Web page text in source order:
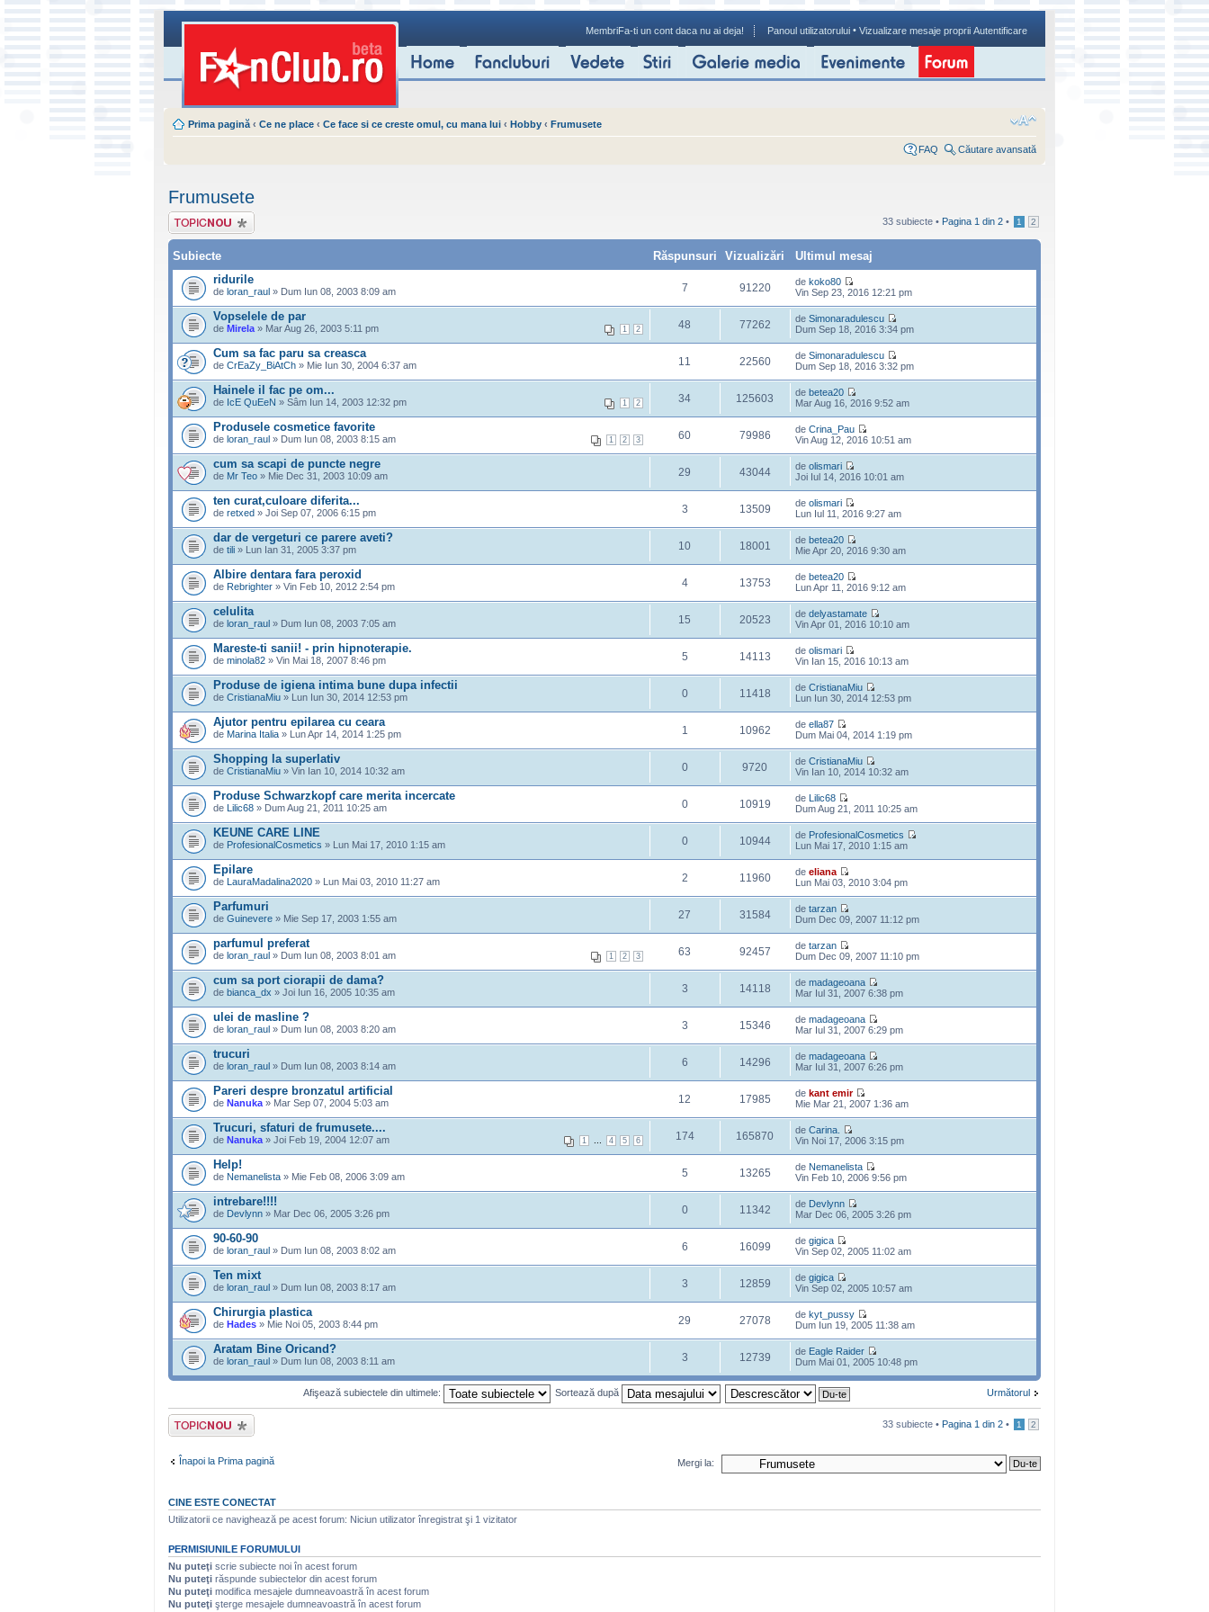
MembriFa-ti un cont daca nu ai deja! Panoul utilizatorului • Vizualizare mesaje proprii Autentificare
Prima pagină ‹ Ce ne place ‹ Ce face si ce creste omul, cu mana lui ‹ Hobby ‹ Frumusete
FAQ Căutare avansată
Frumusete
Scrie un subiect
nou
33 subiecte • Pagina 1 din 2 • 1 2
Subiecte Răspunsuri Vizualizări
Ultimul mesaj
ridurile
de loran_raul » Dum Iun 08, 2003 8:09 am 7 91220 de koko80
Vin Sep 23, 2016 12:21 pm
Vopselele de par
1 2
de Mirela » Mar Aug 26, 2003 5:11 pm 48 77262 de Simonaradulescu
Dum Sep 18, 2016 3:34 pm
Cum sa fac paru sa creasca
de CrEaZy_BiAtCh » Mie Iun 30, 2004 6:37 am 11 22560 de Simonaradulescu
Dum Sep 18, 2016 3:32 pm
Hainele il fac pe om...
1 2
de IcE QuEeN » Sâm Iun 14, 2003 12:32 pm 34 125603 de betea20
Mar Aug 16, 2016 9:52 am
Produsele cosmetice favorite
1 2 3
de loran_raul » Dum Iun 08, 2003 8:15 am 60 79986 de Crina_Pau
Vin Aug 12, 2016 10:51 am
cum sa scapi de puncte negre
de Mr Teo » Mie Dec 31, 2003 10:09 am 29 43044 de olismari
Joi Iul 14, 2016 10:01 am
ten curat,culoare diferita...
de retxed » Joi Sep 07, 2006 6:15 pm 3 13509 de olismari
Lun Iul 11, 2016 9:27 am
dar de vergeturi ce parere aveti?
de tili » Lun Ian 31, 2005 3:37 pm 10 18001 de betea20
Mie Apr 20, 2016 9:30 am
Albire dentara fara peroxid
de Rebrighter » Vin Feb 10, 2012 2:54 pm 4 13753 de betea20
Lun Apr 11, 2016 9:12 am
celulita
de loran_raul » Dum Iun 08, 2003 7:05 am 15 20523 de delyastamate
Vin Apr 01, 2016 10:10 am
Mareste-ti sanii! - prin hipnoterapie.
de minola82 » Vin Mai 18, 2007 8:46 pm 5 14113 de olismari
Vin Ian 15, 2016 10:13 am
Produse de igiena intima bune dupa infectii
de CristianaMiu » Lun Iun 30, 2014 12:53 pm 0 11418 de CristianaMiu
Lun Iun 30, 2014 12:53 pm
Ajutor pentru epilarea cu ceara
de Marina Italia » Lun Apr 14, 2014 1:25 pm 1 10962 de ella87
Dum Mai 04, 2014 1:19 pm
Shopping la superlativ
de CristianaMiu » Vin Ian 10, 2014 10:32 am 0 9720 de CristianaMiu
Vin Ian 10, 2014 10:32 am
Produse Schwarzkopf care merita incercate
de Lilic68 » Dum Aug 21, 2011 10:25 am 0 10919 de Lilic68
Dum Aug 21, 2011 10:25 am
KEUNE CARE LINE
de ProfesionalCosmetics » Lun Mai 17, 2010 1:15 am 0 10944 de ProfesionalCosmetics
Lun Mai 17, 2010 1:15 am
Epilare
de LauraMadalina2020 » Lun Mai 03, 2010 11:27 am 2 11960 de eliana
Lun Mai 03, 2010 3:04 pm
Parfumuri
de Guinevere » Mie Sep 17, 2003 1:55 am 27 31584 de tarzan
Dum Dec 09, 2007 11:12 pm
parfumul preferat
1 2 3
de loran_raul » Dum Iun 08, 2003 8:01 am 63 92457 de tarzan
Dum Dec 09, 2007 11:10 pm
cum sa port ciorapii de dama?
de bianca_dx » Joi Iun 16, 2005 10:35 am 3 14118 de madageoana
Mar Iul 31, 2007 6:38 pm
ulei de masline ?
de loran_raul » Dum Iun 08, 2003 8:20 am 3 15346 de madageoana
Mar Iul 31, 2007 6:29 pm
trucuri
de loran_raul » Dum Iun 08, 2003 8:14 am 6 14296 de madageoana
Mar Iul 31, 2007 6:26 pm
Pareri despre bronzatul artificial
de Nanuka » Mar Sep 07, 2004 5:03 am 12 17985 de kant emir
Mie Mar 21, 2007 1:36 am
Trucuri, sfaturi de frumusete....
1 4 5 6
de Nanuka » Joi Feb 19, 2004 12:07 am 174 165870 de Carina.
Vin Noi 17, 2006 3:15 pm
Help!
de Nemanelista » Mie Feb 08, 2006 3:09 am 5 13265 de Nemanelista
Vin Feb 10, 2006 9:56 pm
intrebare!!!!
de Devlynn » Mar Dec 06, 2005 3:26 pm 0 11342 de Devlynn
Mar Dec 06, 2005 3:26 pm
90-60-90
de loran_raul » Dum Iun 08, 2003 8:02 am 6 16099 de gigica
Vin Sep 02, 2005 11:02 am
Ten mixt
de loran_raul » Dum Iun 08, 2003 8:17 am 3 12859 de gigica
Vin Sep 02, 2005 10:57 am
Chirurgia plastica
de Hades » Mie Noi 05, 2003 8:44 pm 29 27078 de kyt_pussy
Dum Iun 19, 2005 11:38 am
Aratam Bine Oricand?
de loran_raul » Dum Iun 08, 2003 8:11 am 3 12739 de Eagle Raider
Dum Mai 01, 2005 10:48 pm
Următorul
Afişează subiectele din ultimele: Sortează după
Scrie un subiect
nou
33 subiecte • Pagina 1 din 2 • 1 2
Înapoi la Prima pagină Mergi la:
CINE ESTE CONECTAT
Utilizatorii ce navighează pe acest forum: Niciun utilizator înregistrat şi 1 vizitator
PERMISIUNILE FORUMULUI
Nu puteţi scrie subiecte noi în acest forum
Nu puteţi răspunde subiectelor din acest forum
Nu puteţi modifica mesajele dumneavoastră în acest forum
Nu puteţi şterge mesajele dumneavoastră în acest forum